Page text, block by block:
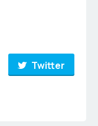
Twitter